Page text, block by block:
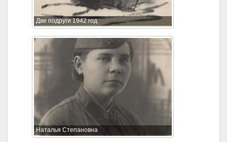
Две подруги 1942 год
Наталья Степановна